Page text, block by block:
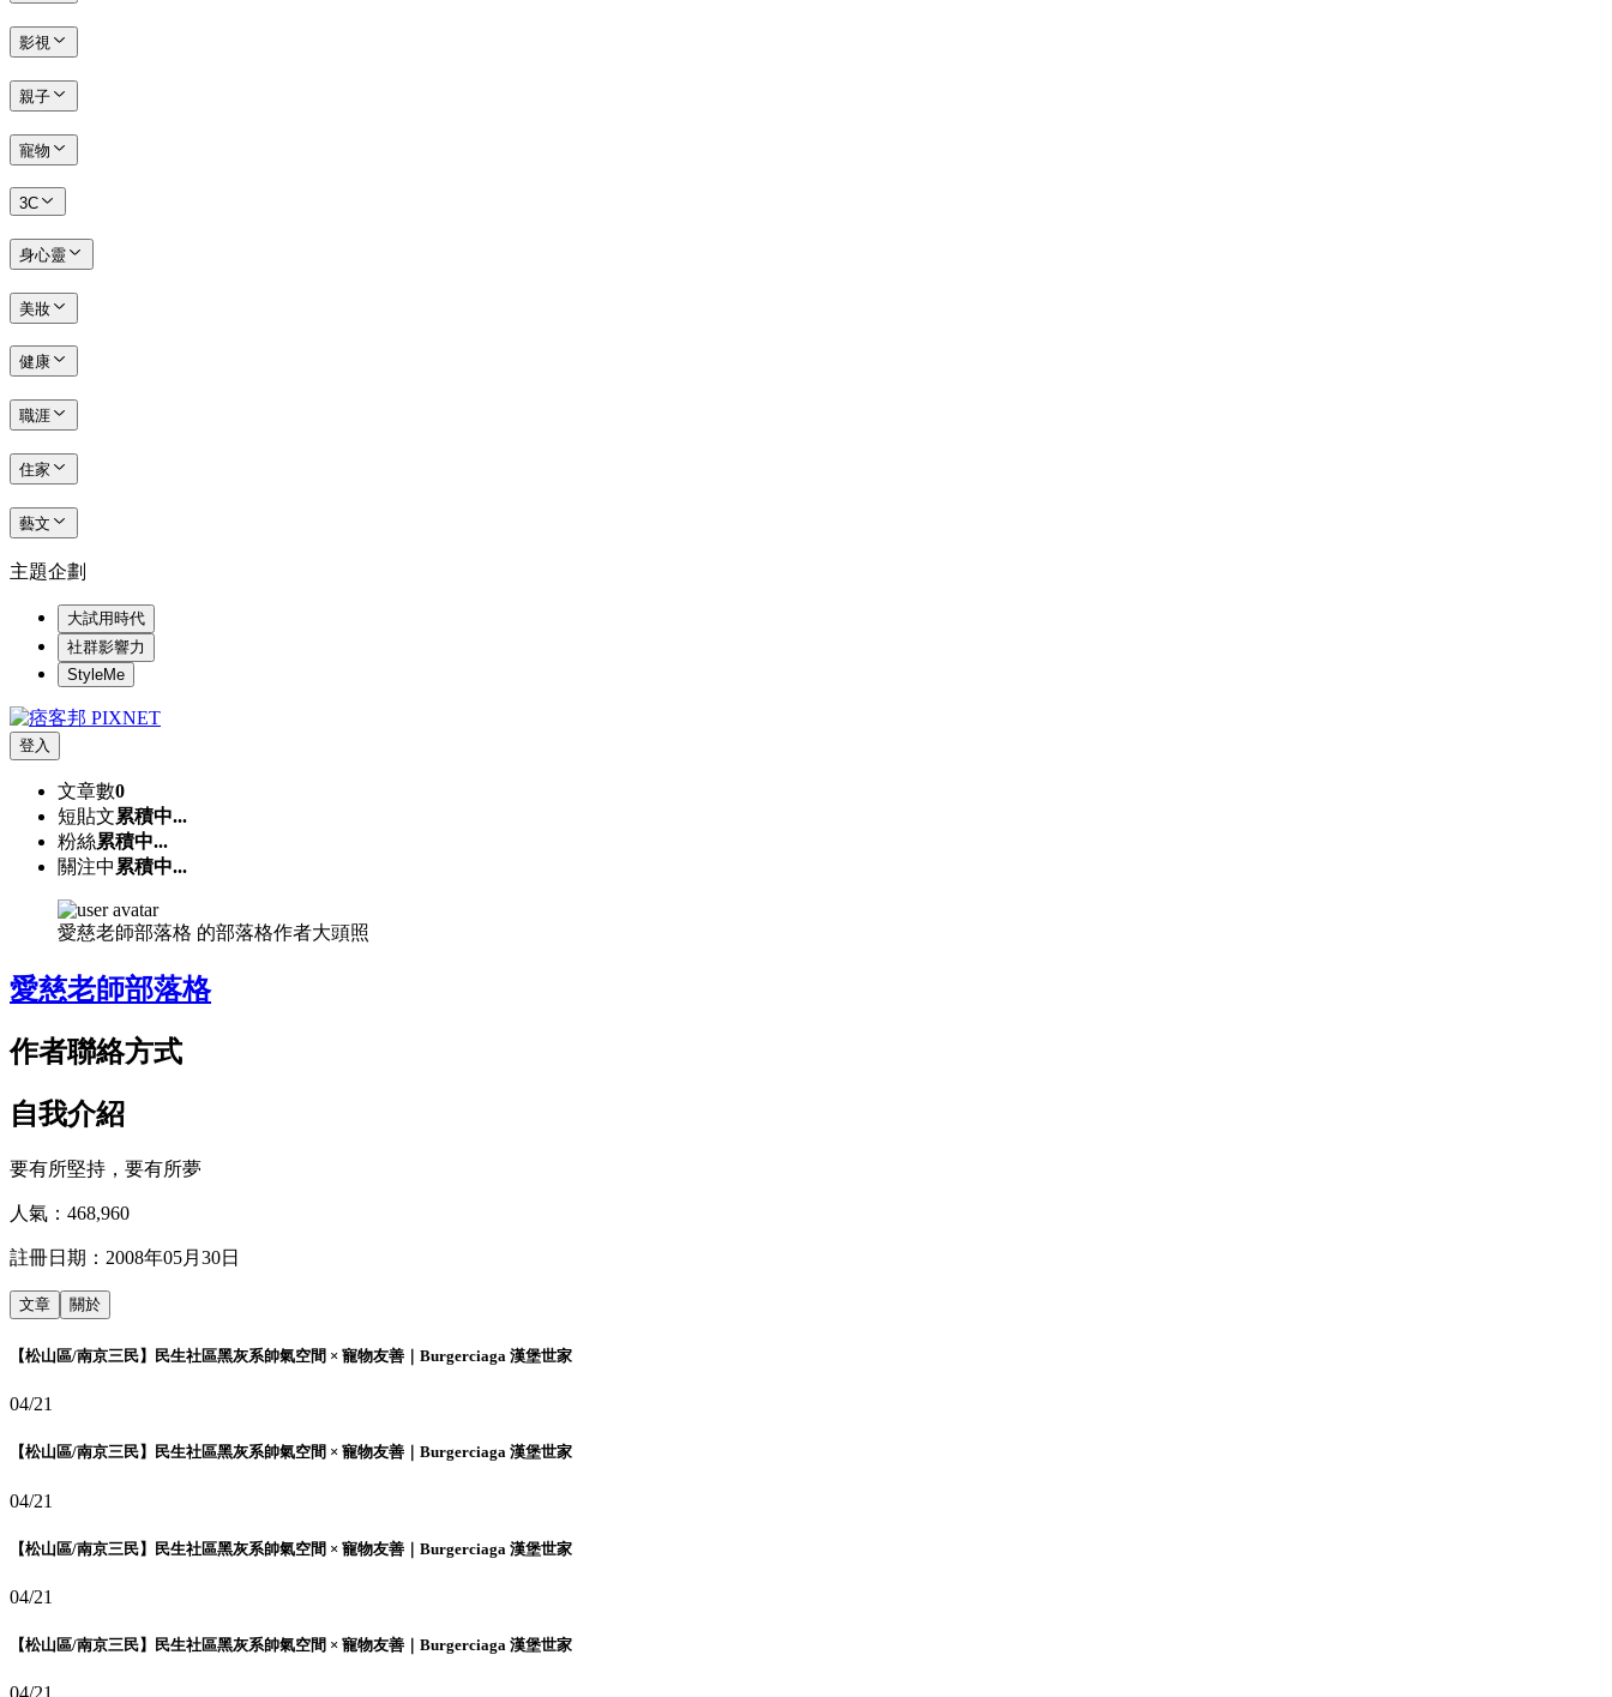
影視
親子
寵物
3C
身心靈
美妝
健康
職涯
住家
藝文
主題企劃
大試用時代
社群影響力
StyleMe
登入
文章數0
短貼文累積中...
粉絲累積中...
關注中 累積中...
愛慈老師部落格 的部落格作者大頭照
愛慈老師部落格
作者聯絡方式
自我介紹
要有所堅持，要有所夢
人氣： 468,960
註冊日期： 2008年05月30日
文章 關於
【松山區/南京三民】民生社區黑灰系帥氣空間 × 寵物友善｜Burgerciaga 漢堡世家
04/21
【松山區/南京三民】民生社區黑灰系帥氣空間 × 寵物友善｜Burgerciaga 漢堡世家
04/21
【松山區/南京三民】民生社區黑灰系帥氣空間 × 寵物友善｜Burgerciaga 漢堡世家
04/21
【松山區/南京三民】民生社區黑灰系帥氣空間 × 寵物友善｜Burgerciaga 漢堡世家